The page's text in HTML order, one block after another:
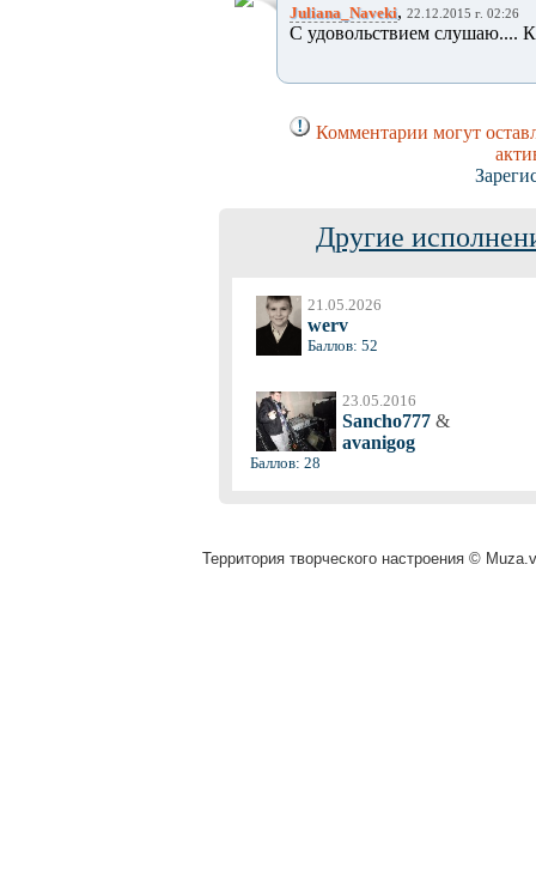
Juliana_Naveki, 22.12.2015 г. 02:26
С удовольствием слушаю....
Комментарии могут
Другие
21.05.2026
werv
Баллов: 52
23.05.2016
Sancho777 &
avanigog
Баллов: 28
Территория творческого настроения ©